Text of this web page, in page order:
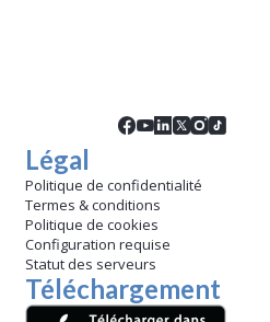
Légal
Politique de confidentialité
Termes & conditions
Politique de cookies
Configuration requise
Statut des serveurs
Téléchargement